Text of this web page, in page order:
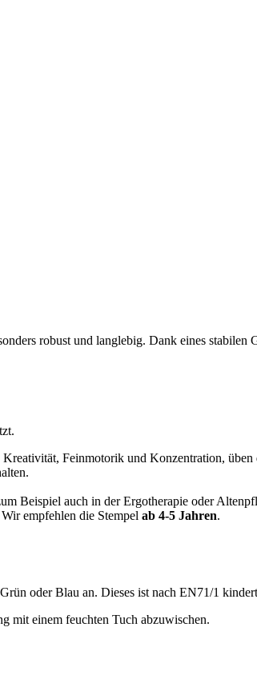
robust und langlebig. Dank eines stabilen
Kreativität, Feinmotorik und Konzentration,
Beispiel auch in der Ergotherapie oder
empfehlen die Stempel ab 4-5 Jahren.
oder Blau an. Dieses ist nach EN71/1
mit einem feuchten Tuch abzuwischen.